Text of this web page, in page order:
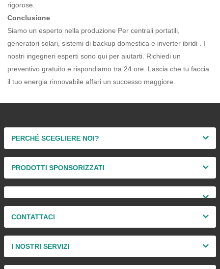
rigorose.
Conclusione
Siamo un esperto nella produzione Per centrali portatili,
generatori solari, sistemi di backup domestica e inverter ibridi
. I
nostri ingegneri esperti sono qui per aiutarti. Richiedi un
preventivo gratuito e rispondiamo tra 24 ore. Lascia che tu faccia
il tuo energia rinnovabile affari un successo maggiore.
PERCHÉ SCEGLIERE NOI?
PRODOTTI SPONSORIZZATI
CONTATTACI
I NOSTRI SERVIZI